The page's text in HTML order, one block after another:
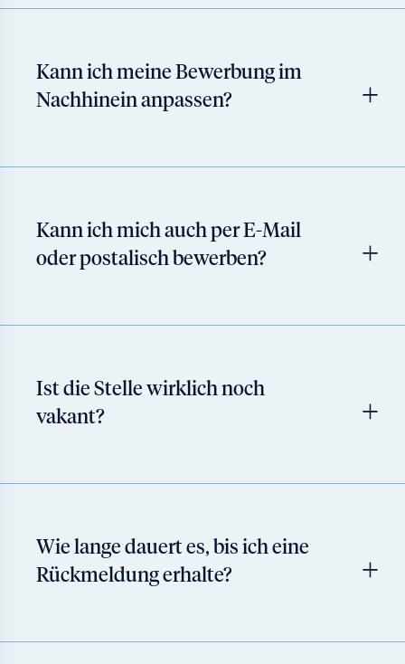
Kann ich meine Bewerbung im
Nachhinein anpassen?
Kann ich mich auch per E-Mail
oder postalisch bewerben?
Ist die Stelle wirklich noch
vakant?
Wie lange dauert es, bis ich eine
Rückmeldung erhalte?